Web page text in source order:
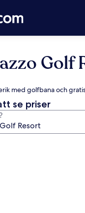
Golf
med golfbana och
se priser